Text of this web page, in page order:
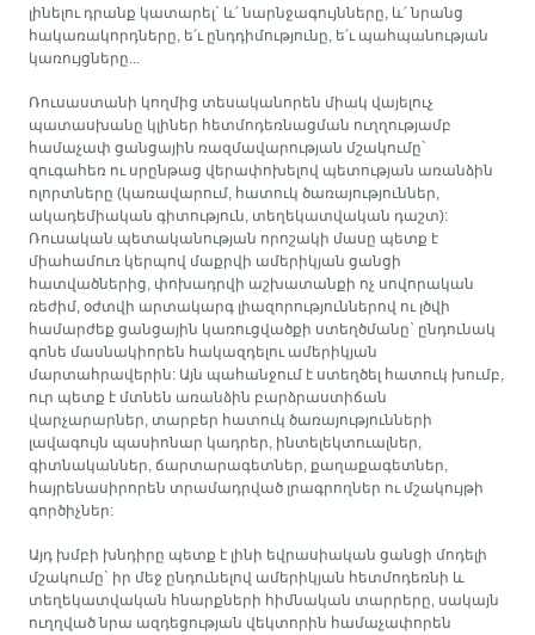
լինելու դրանք կատարել` և՛ նարնջագույնները, և՛ նրանց
հակառակորդները, ե՛ւ ընդդիմությունը, ե՛ւ պահպանության
կառույցները...
Ռուսաստանի կողմից տեսականորեն միակ վայելուչ
պատասխանը կլիներ հետմոդեռնացման ուղղությամբ
համաչափ ցանցային ռազմավարության մշակումը`
զուգահեռ ու սրընթաց վերափոխելով պետության առանձին
ոլորտները (կառավարում, հատուկ ծառայություններ,
ակադեմիական գիտություն, տեղեկատվական դաշտ):
Ռուսական պետականության որոշակի մասը պետք է
միահամուռ կերպով մաքրվի ամերիկյան ցանցի
հատվածներից, փոխադրվի աշխատանքի ոչ սովորական
ռեժիմ, օժտվի արտակարգ լիազորություններով ու լծվի
համարժեք ցանցային կառուցվածքի ստեղծմանը` ընդունակ
գոնե մասնակիորեն հակազդելու ամերիկյան
մարտահրավերին: Այն պահանջում է ստեղծել հատուկ խումբ,
ուր պետք է մտնեն առանձին բարձրաստիճան
վարչարարներ, տարբեր հատուկ ծառայությունների
լավագույն պասիոնար կադրեր, ինտելեկտուալներ,
գիտնականներ, ճարտարագետներ, քաղաքագետներ,
հայրենասիրորեն տրամադրված լրագրողներ ու մշակույթի
գործիչներ:
Այդ խմբի խնդիրը պետք է լինի եվրասիական ցանցի մոդելի
մշակումը` իր մեջ ընդունելով ամերիկյան հետմոդեռնի և
տեղեկատվական հնարքների հիմնական տարրերը, սակայն
ուղղված նրա ազդեցության վեկտորին համաչափորեն